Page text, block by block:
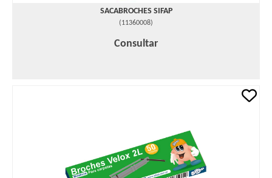
SACABROCHES SIFAP
(11360008)
Consultar